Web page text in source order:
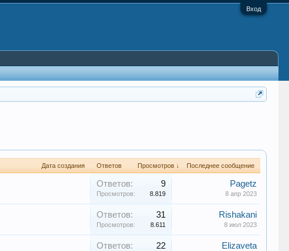
Вход
Дата создания Ответов Просмотров ↓ Последнее сообщение
Ответов: 9
Просмотров: 8.819
Pagetz
8 апр 2023
Ответов: 31
Просмотров: 8.611
Rishakani
8 июл 2023
Ответов: 22 Elizaveta